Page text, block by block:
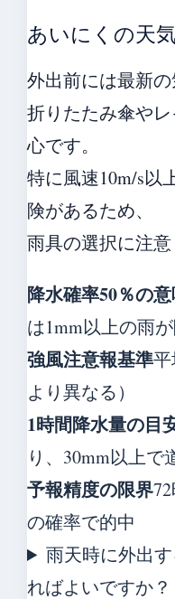
あいにくの天
外出前には最新の
折りたたみ傘や
心です。
特に風速10m/s以
険があるため、
雨具の選択に注意
降水確率50％の
は1mm以上の雨
強風注意報基準
より異なる）
1時間降水量の目
り、30mm以上で
予報精度の限界
の確率で的中
雨天時に外出
ればよいですか？